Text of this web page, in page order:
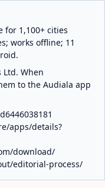
for 1,100+ cities
works offline; 11
Ltd. When
to the Audiala app
apps/details?
download/
editorial-process/